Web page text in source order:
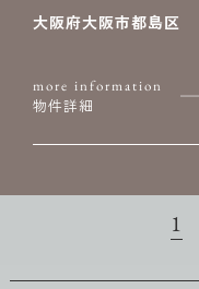
大阪府大阪市都島区
more information
物件詳細
1